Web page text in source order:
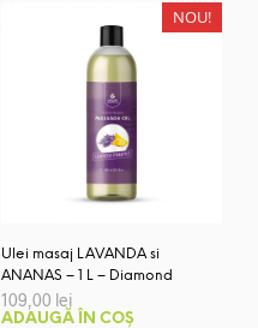
NOU!
Ulei masaj LAVANDA si
ANANAS – 1 L – Diamond
109,00 lei
ADAUGĂ ÎN COȘ